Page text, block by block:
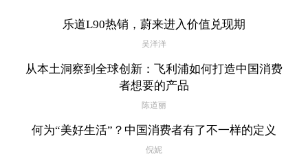
乐道L90热销，蔚来进入价值兑现期
吴洋洋
从本土洞察到全球创新：飞利浦如何打造中国消费
者想要的产品
陈道丽
何为“美好生活”？中国消费者有了不一样的定义
倪妮